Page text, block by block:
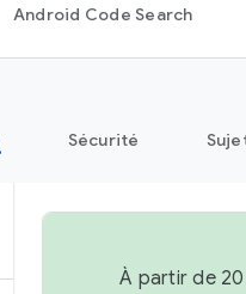
Android Code Search
Sécurité
À partir de